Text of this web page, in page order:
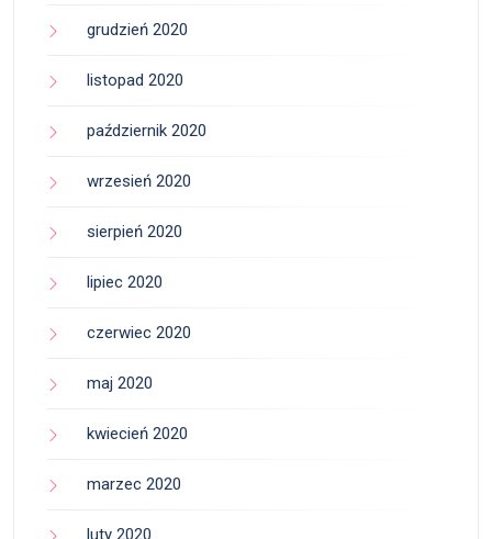
grudzień 2020
listopad 2020
październik 2020
wrzesień 2020
sierpień 2020
lipiec 2020
czerwiec 2020
maj 2020
kwiecień 2020
marzec 2020
luty 2020